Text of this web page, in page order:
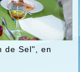
de Sel", en